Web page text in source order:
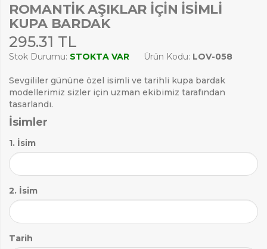
ROMANTIK AŞIKLAR İÇIN İSIMLI
KUPA BARDAK
295.31 TL
Stok Durumu: STOKTA VAR Ürün Kodu: LOV-058
Sevgililer gününe özel isimli ve tarihli kupa bardak
modellerimiz sizler için uzman ekibimiz tarafından
tasarlandı.
İsimler
1. İsim
2. İsim
Tarih